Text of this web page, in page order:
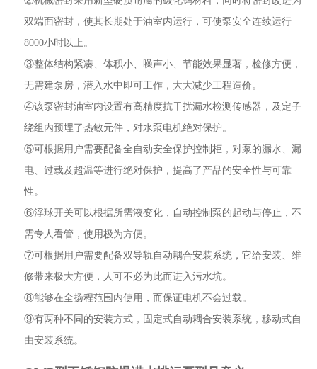
双端面密封，使其长期处于油室内运行，可使泵安全连续运行
8000小时以上。
③整体结构紧凑、体积小、噪声小、节能效果显著，检修方便，
无需建泵房，潜入水中即可工作，大大减少工程造价。
④该泵密封油室内设置有高精度抗干扰漏水检测传感器，及定子
绕组内预埋了热敏元件，对水泵电机绝对保护。
⑤可根据用户需要配备全自动安全保护控制柜，对泵的漏水、漏
电、过载及超温等进行绝对保护，提高了产品的安全性与可靠
性。
⑥浮球开关可以根据所需液变化，自动控制泵的起动与停止，不
需专人看管，使用极为方便。
⑦可根据用户需要配备双导轨自动耦合安装系统，它给安装、维
修带来极大方便，人可不必为此而进入污水坑。
⑧能够在全扬程范围内使用，而保证电机不会过载。
⑨有两种不同的安装方式，固定式自动耦合安装系统，移动式自
由安装系统。